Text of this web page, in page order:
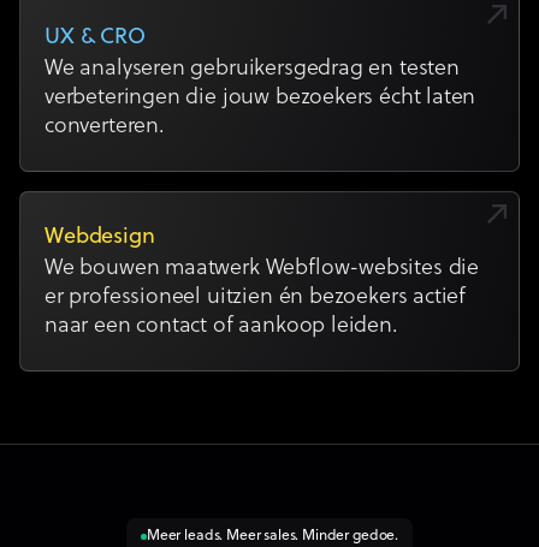
UX & CRO
We analyseren gebruikersgedrag en testen
verbeteringen die jouw bezoekers écht laten
converteren.
Webdesign
We bouwen maatwerk Webflow-websites die
er professioneel uitzien én bezoekers actief
naar een contact of aankoop leiden.
Meer leads. Meer sales. Minder gedoe.